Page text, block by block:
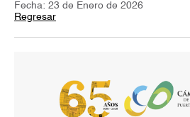
Fecha: 23 de Enero de 2026
Regresar